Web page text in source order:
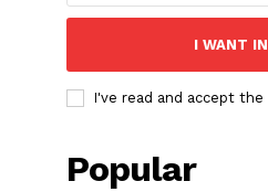
I WANT IN
I've read and accept the
Popular